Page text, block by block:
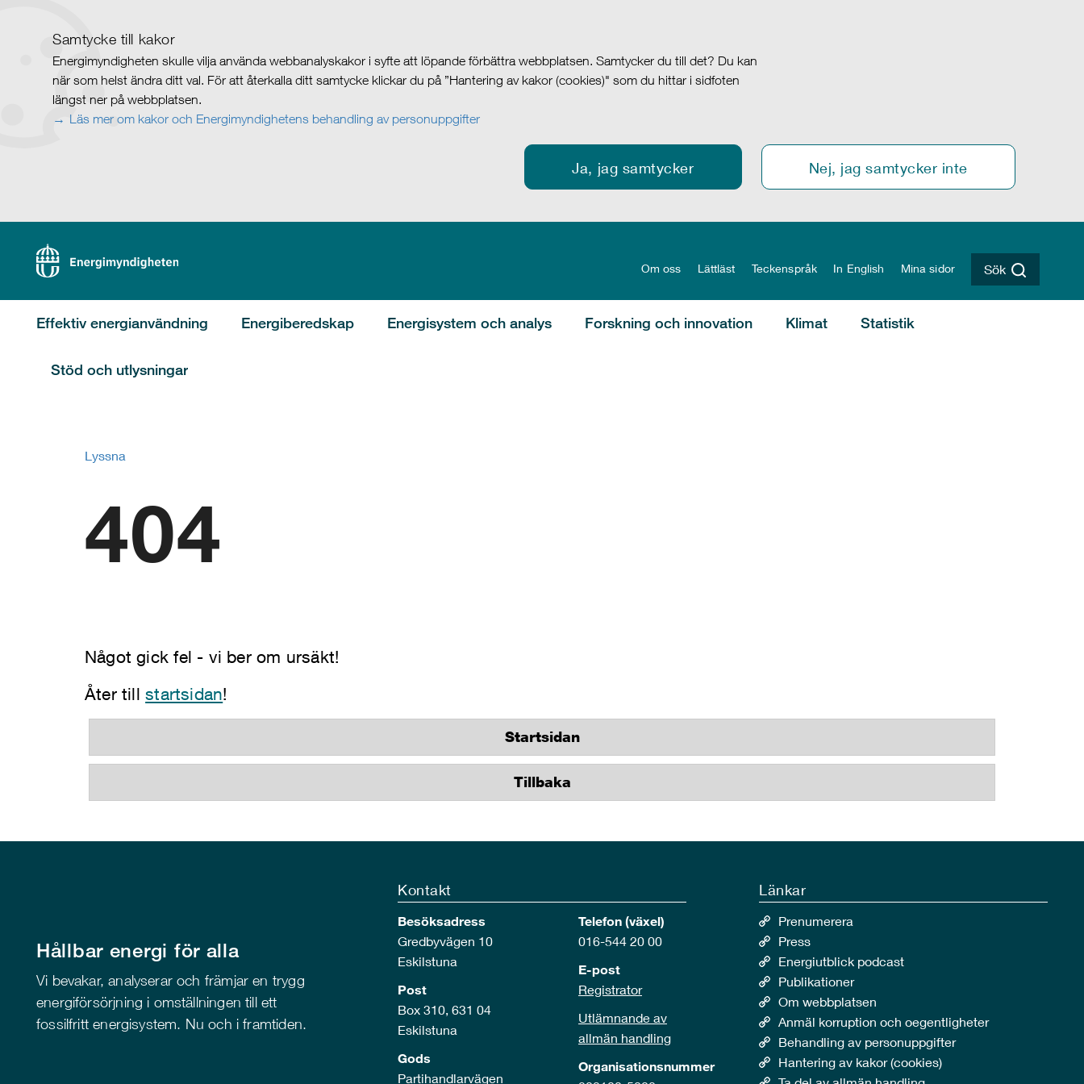
Samtycke till kakor
Energimyndigheten skulle vilja använda webbanalyskakor i syfte att löpande förbättra webbplatsen. Samtycker du till det? Du kan
när som helst ändra ditt val. För att återkalla ditt samtycke klickar du på ”Hantering av kakor (cookies)" som du hittar i sidfoten
längst ner på webbplatsen.
Läs mer om kakor och Energimyndighetens behandling av personuppgifter
Ja, jag samtycker Nej, jag samtycker inte
Om oss Lättläst Teckenspråk In English Mina sidor Sök
Effektiv energianvändning Energiberedskap Energisystem och analys Forskning och innovation Klimat Statistik
Stöd och utlysningar
Lyssna
404
Något gick fel - vi ber om ursäkt!
Åter tillstartsidan!
Startsidan
Tillbaka
Hållbar energi för alla
Vi bevakar, analyserar och främjar en trygg
energiförsörjning i omställningen till ett
fossilfritt energisystem. Nu och i framtiden.
Kontakt
Besöksadress
Gredbyvägen 10
Eskilstuna
Post
Box 310, 631 04
Eskilstuna
Gods
Partihandlarvägen
Telefon (växel)
016-544 20 00
E-post
Registrator
Utlämnande av
allmän handling
Organisationsnummer
Länkar
Prenumerera
Press
Energiutblick podcast
Publikationer
Om webbplatsen
Anmäl korruption och oegentligheter
Behandling av personuppgifter
Hantering av kakor (cookies)